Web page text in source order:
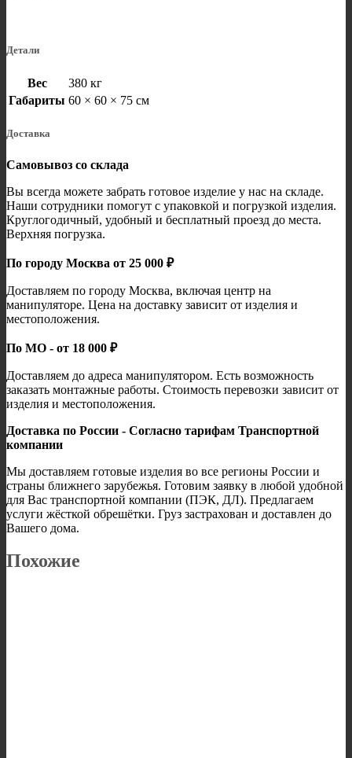
Детали
Вес
380 кг
Габариты 60 × 60 × 75 см
Доставка
Самовывоз со склада
Вы всегда можете забрать готовое изделие у нас на складе.
Наши сотрудники помогут с упаковкой и погрузкой изделия.
Круглогодичный, удобный и бесплатный проезд до места.
Верхняя погрузка.
По городу Москва от 25 000 ₽
Доставляем по городу Москва, включая центр на
манипуляторе. Цена на доставку зависит от изделия и
местоположения.
По МО - от 18 000 ₽
Доставляем до адреса манипулятором. Есть возможность
заказать монтажные работы. Стоимость перевозки зависит от
изделия и местоположения.
Доставка по России - Согласно тарифам Транспортной
компании
Мы доставляем готовые изделия во все регионы России и
страны ближнего зарубежья. Готовим заявку в любой удобной
для Вас транспортной компании (ПЭК, ДЛ). Предлагаем
услуги жёсткой обрешётки. Груз застрахован и доставлен до
Вашего дома.
Похожие